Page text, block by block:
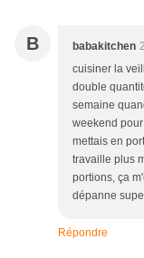
B babakitchen
cuisiner la
double
semaine
weekend
mettais en
travaille plus
portions, ça
dépanne
Répondre